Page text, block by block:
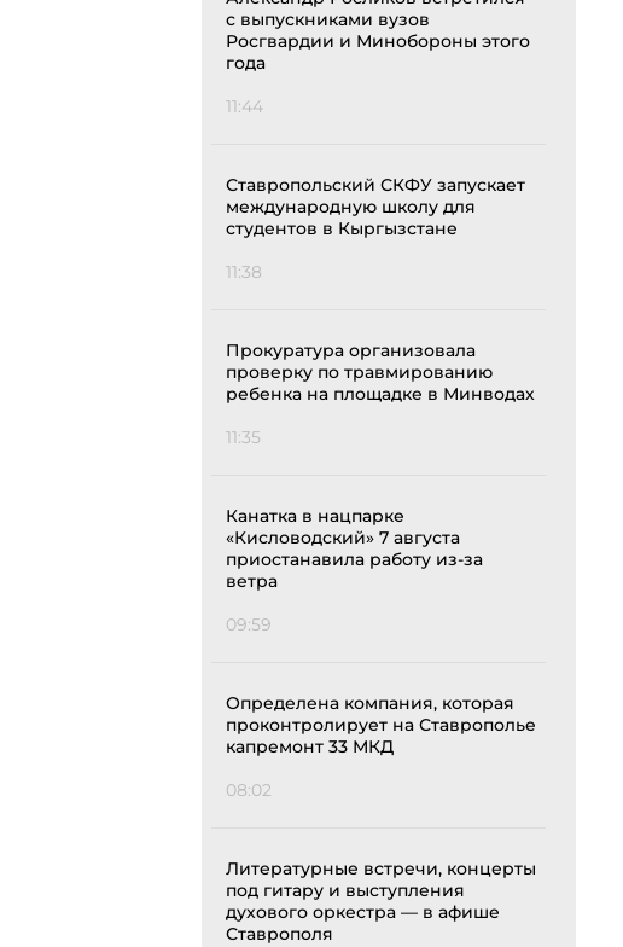
с выпускниками вузов
Росгвардии и Минобороны этого
года
11:44
Ставропольский СКФУ запускает
международную школу для
студентов в Кыргызстане
11:38
Прокуратура организовала
проверку по травмированию
ребенка на площадке в Минводах
11:35
Канатка в нацпарке
«Кисловодский» 7 августа
приостанавила работу из-за
ветра
09:59
Определена компания, которая
проконтролирует на Ставрополье
капремонт 33 МКД
08:02
Литературные встречи, концерты
под гитару и выступления
духового оркестра — в афише
Ставрополя